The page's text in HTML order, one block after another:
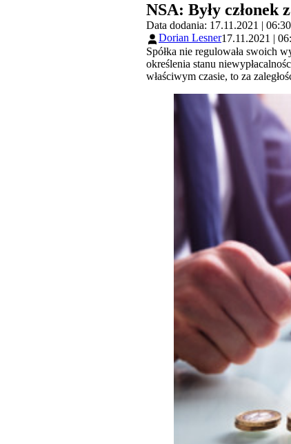
NSA: Były członek
Data dodania: 17.11.2021 | 06:30
Dorian Lesner17.11.2021 |
Spółka nie regulowała swoich
określenia stanu
właściwym czasie, to za